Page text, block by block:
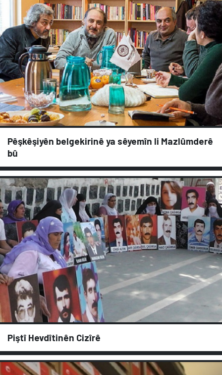
Pêşkêşiyên belgekirinê ya sêyemîn li Mazlûmderê
bû
Piştî Hevdîtinên Cizîrê